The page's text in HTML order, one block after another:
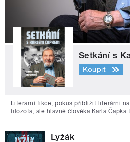
Setkání s
Koupit
Literární fikce, pokus přiblížit literární
filozofa, ale hlavně člověka Karla Čapka
Lyžák